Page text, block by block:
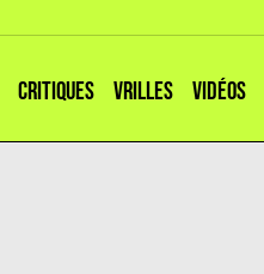
CRITIQUES VRILLES VIDÉOS